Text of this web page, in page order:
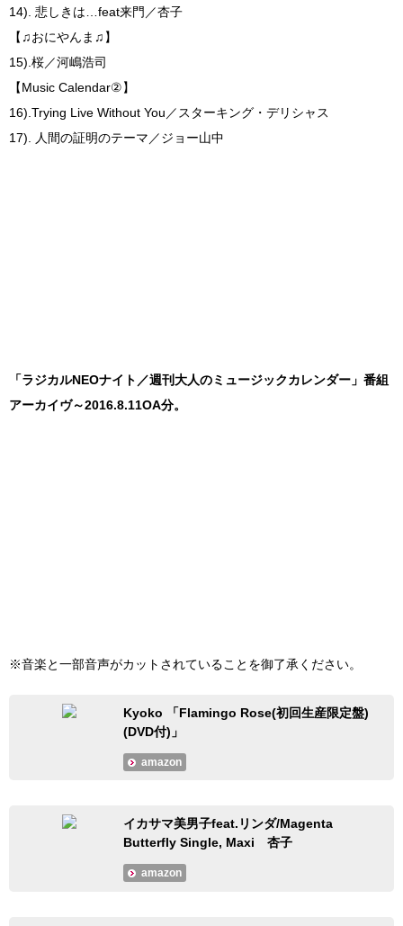
14). 悲しきは…feat来門／杏子
【♫おにやんま♫】
15).桜／河嶋浩司
【Music Calendar②】
16).Trying Live Without You／スターキング・デリシャス
17). 人間の証明のテーマ／ジョー山中
「ラジカルNEOナイト／週刊大人のミュージックカレンダー」番組
アーカイヴ～2016.8.11OA分。
※音楽と一部音声がカットされていることを御了承ください。
Kyoko 「Flamingo Rose(初回生産限定盤)
(DVD付)」
amazon
イカサマ美男子feat.リンダ/Magenta
Butterfly Single, Maxi 杏子
amazon